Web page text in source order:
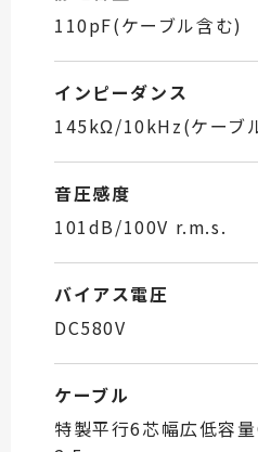
110pF(ケーブル含む)
インピーダンス
145kΩ/10kHz(ケーブ
音圧感度
101dB/100V r.m.s.
バイアス電圧
DC580V
ケーブル
特製平行6芯幅広低容